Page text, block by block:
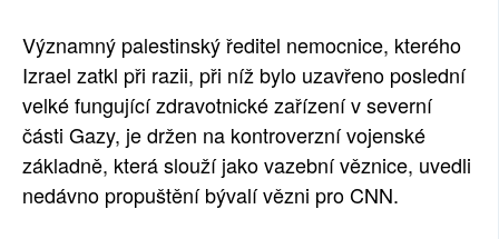
Významný palestinský ředitel nemocnice, kterého
Izrael zatkl při razii, při níž bylo uzavřeno poslední
velké fungující zdravotnické zařízení v severní
části Gazy, je držen na kontroverzní vojenské
základně, která slouží jako vazební věznice, uvedli
nedávno propuštění bývalí vězni pro CNN.